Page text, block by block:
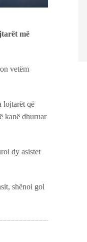
më
vetëm
lojtarët që
kanë dhuruar
dy asistet
shënoi gol